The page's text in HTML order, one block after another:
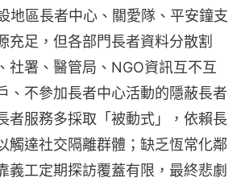
地區長者中心、關愛隊、平安鐘支
充足，但各部門長者資料分散割
社署、醫管局、NGO資訊互不互
、不參加長者中心活動的隱蔽長者
者服務多採取「被動式」，依賴長
觸達社交隔離群體；缺乏恆常化鄰
義工定期探訪覆蓋有限，最終悲劇